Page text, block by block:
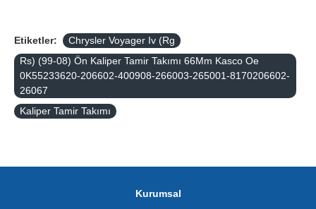
Etiketler:
Chrysler Voyager Iv (Rg
Rs) (99-08) Ön Kaliper Tamir Takımı 66Mm Kasco Oe
0K55233620-206602-400908-266003-265001-8170206602-
26067
Kaliper Tamir Takımı
Kurumsal